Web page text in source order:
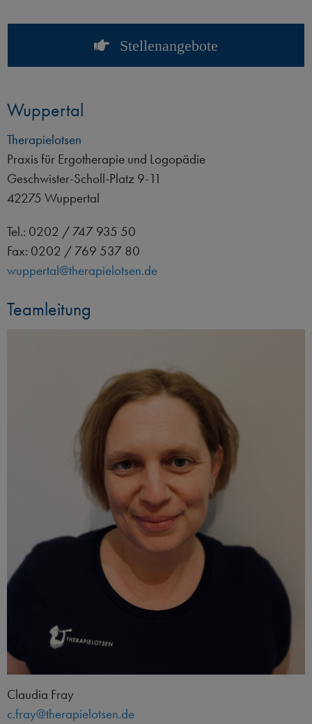
Kontakt
Stellenangebote
Wuppertal
Therapielotsen
Praxis für Ergotherapie und Logopädie
Geschwister-Scholl-Platz 9-11
42275 Wuppertal
Tel.: 0202 / 747 935 50
Fax: 0202 / 769 537 80
wuppertal@therapielotsen.de
Teamleitung
Claudia Fray
c.fray@therapielotsen.de